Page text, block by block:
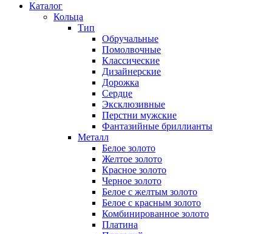
Каталог
Кольца
Тип
Обручальные
Помолвочные
Классические
Дизайнерские
Дорожка
Сердце
Эксклюзивные
Перстни мужские
Фантазийные бриллианты
Металл
Белое золото
Желтое золото
Красное золото
Черное золото
Белое с желтым золото
Белое с красным золото
Комбинированное золото
Платина